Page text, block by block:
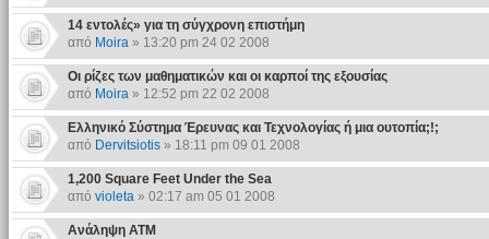
14 εντολές» για τη σύγχρονη επιστήμη
από Moira» 13:20 pm 24 02 2008
Οι ρίζες των μαθηματικών και οι καρποί της εξουσίας
από Moira» 12:52 pm 22 02 2008
Ελληνικό Σύστημα Έρευνας και Τεχνολογίας ή μια ουτοπία;!;
από Dervitsiotis» 18:11 pm 09 01 2008
1,200 Square Feet Under the Sea
από violeta» 02:17 am 05 01 2008
Ανάληψη ATM